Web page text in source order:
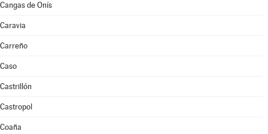
Cangas de Onís
Caravia
Carreño
Caso
Castrillón
Castropol
Coaña